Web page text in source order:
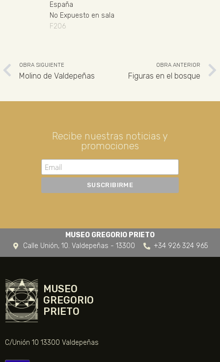
España
No Expuesto en sala
F206
OBRA SIGUIENTE
Molino de Valdepeñas
OBRA ANTERIOR
Figuras en el bosque
Recibe nuestras noticias y
promociones
MUSEO GREGORIO PRIETO
Calle Unión, 10. Valdepeñas - 13300
+34 926 324 965
MUSEO
GREGORIO
PRIETO
C/Unión 10 13300 Valdepeñas